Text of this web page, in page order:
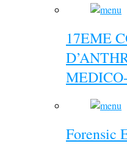
17EME
Forensic